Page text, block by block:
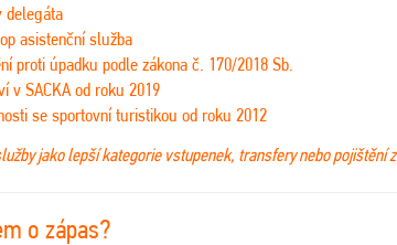
delegáta
asistenční služba
proti úpadku podle zákona č. 170/2018 Sb.
v SACKA od roku 2019
se sportovní turistikou od roku 2012
jako lepší kategorie vstupenek, transfery nebo pojištění
o zápas?